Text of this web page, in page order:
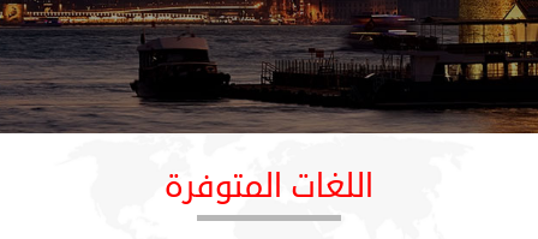
اللغات المتوفرة